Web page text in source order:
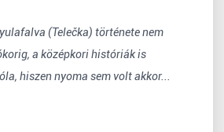
(Telečka) története nem
a középkori históriák is
hiszen nyoma sem volt akkor...